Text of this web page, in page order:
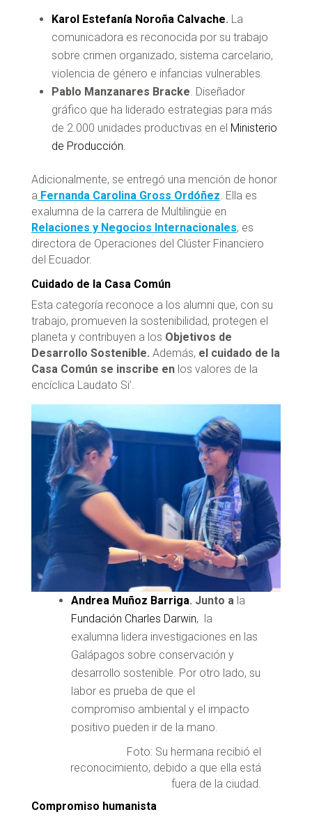
Karol Estefanía Noroña Calvache. La
comunicadora es reconocida por su trabajo
sobre crimen organizado, sistema carcelario,
violencia de género e infancias vulnerables.
Pablo Manzanares Bracke. Diseñador
gráfico que ha liderado estrategias para más
de 2.000 unidades productivas en el Ministerio
de Producción.
Adicionalmente, se entregó una mención de honor
a Fernanda Carolina Gross Ordóñez. Ella es
exalumna de la carrera de Multilingüe en
Relaciones y Negocios Internacionales, es
directora de Operaciones del Clúster Financiero
del Ecuador.
Cuidado de la Casa Común
Esta categoría reconoce a los alumni que, con su
trabajo, promueven la sostenibilidad, protegen el
planeta y contribuyen a los Objetivos de
Desarrollo Sostenible. Además, el cuidado de la
Casa Común se inscribe en los valores de la
encíclica Laudato Si’.
Andrea Muñoz Barriga. Junto a la
Fundación Charles Darwin, la
exalumna lidera investigaciones en las
Galápagos sobre conservación y
desarrollo sostenible. Por otro lado, su
labor es prueba de que el
compromiso ambiental y el impacto
positivo pueden ir de la mano.
Foto: Su hermana recibió el
reconocimiento, debido a que ella está
fuera de la ciudad.
Compromiso humanista